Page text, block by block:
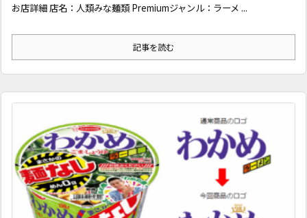
お店詳細 店名：人類みな麺類 Premiumジャンル：ラーメ ...
記事を読む